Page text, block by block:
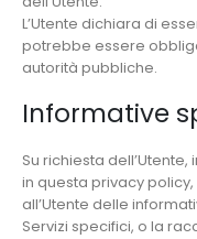
L’Utente dichiara di
potrebbe essere
autorità pubbliche.
Informative
Su richiesta
in questa privacy
all’Utente delle
Servizi specifici, o la